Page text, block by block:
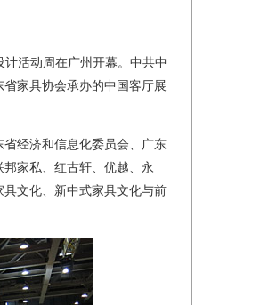
计活动周在广州开幕。中共中
家具协会承办的中国客厅展
经济和信息化委员会、广东
家私、红古轩、优越、永
文化、新中式家具文化与前